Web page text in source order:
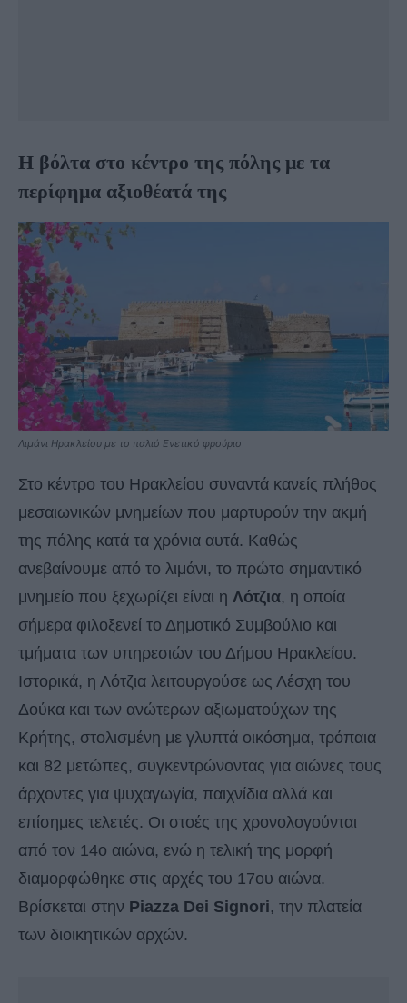
Η βόλτα στο κέντρο της πόλης με τα
περίφημα αξιοθέατά της
Λιμάνι Ηρακλείου με το παλιό Eνετικό φρούριο
Στο κέντρο του Ηρακλείου συναντά κανείς πλήθος
μεσαιωνικών μνημείων που μαρτυρούν την ακμή
της πόλης κατά τα χρόνια αυτά. Καθώς
ανεβαίνουμε από το λιμάνι, το πρώτο σημαντικό
μνημείο που ξεχωρίζει είναι η Λότζια, η οποία
σήμερα φιλοξενεί το Δημοτικό Συμβούλιο και
τμήματα των υπηρεσιών του Δήμου Ηρακλείου.
Ιστορικά, η Λότζια λειτουργούσε ως Λέσχη του
Δούκα και των ανώτερων αξιωματούχων της
Κρήτης, στολισμένη με γλυπτά οικόσημα, τρόπαια
και 82 μετώπες, συγκεντρώνοντας για αιώνες τους
άρχοντες για ψυχαγωγία, παιχνίδια αλλά και
επίσημες τελετές. Οι στοές της χρονολογούνται
από τον 14ο αιώνα, ενώ η τελική της μορφή
διαμορφώθηκε στις αρχές του 17ου αιώνα.
Βρίσκεται στην Piazza Dei Signori, την πλατεία
των διοικητικών αρχών.